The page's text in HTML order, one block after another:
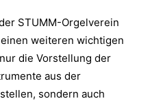
STUMM-Orgelverein
weiteren wichtigen
die Vorstellung der
aus der
sondern auch